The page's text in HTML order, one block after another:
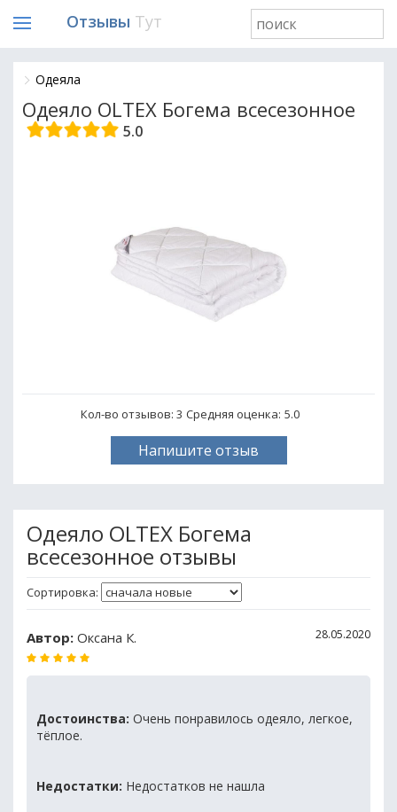
Отзывы Тут
Одеяла
Одеяло OLTEX Богема всесезонное
5.0
Кол-во отзывов: 3 Средняя оценка: 5.0
Напишите отзыв
Одеяло OLTEX Богема
всесезонное отзывы
Сортировка:
Автор: Оксана К. 28.05.2020
Достоинства: Очень понравилось одеяло, легкое,
тёплое.
Недостатки: Недостатков не нашла